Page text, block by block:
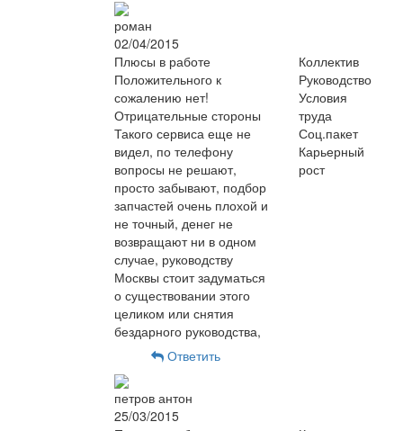
роман
02/04/2015
Плюсы в работе
Положительного к
сожалению нет!
Отрицательные стороны
Такого сервиса еще не
видел, по телефону
вопросы не решают,
просто забывают, подбор
запчастей очень плохой и
не точный, денег не
возвращают ни в одном
случае, руководству
Москвы стоит задуматься
о существовании этого
целиком или снятия
бездарного руководства,
Коллектив
Руководство
Условия
труда
Соц.пакет
Карьерный
рост
Ответить
петров антон
25/03/2015